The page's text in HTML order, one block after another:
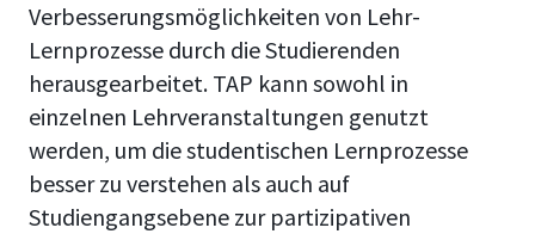
Verbesserungsmöglichkeiten von Lehr-
Lernprozesse durch die Studierenden
herausgearbeitet. TAP kann sowohl in
einzelnen Lehrveranstaltungen genutzt
werden, um die studentischen Lernprozesse
besser zu verstehen als auch auf
Studiengangsebene zur partizipativen